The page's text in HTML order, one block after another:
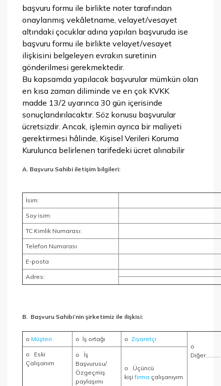
başvuru formu ile birlikte noter tarafından
onaylanmış vekâletname, velayet/vesayet
altındaki çocuklar adına yapılan başvuruda ise
başvuru formu ile birlikte velayet/vesayet
ilişkisini belgeleyen evrakın suretinin
gönderilmesi gerekmektedir.
Bu kapsamda yapılacak başvurular mümkün olan
en kısa zaman diliminde ve en çok KVKK
madde 13/2 uyarınca 30 gün içerisinde
sonuçlandırılacaktır. Söz konusu başvurular
ücretsizdir. Ancak, işlemin ayrıca bir maliyeti
gerektirmesi hâlinde, Kişisel Verileri Koruma
Kurulunca belirlenen tarifedeki ücret alınabilir
A. Başvuru Sahibi iletişim bilgileri:
İsim:
Soy isim:
TC Kimlik Numarası:
Telefon Numarası
E-posta
Adres:
B. Başvuru Sahibi’nin şirketimiz ile ilişkisi:
o Müşteri o İş ortağı o Ziyaretçi
o
o Eski
Çalışanım
o İş
Başvurusu/
Özgeçmiş
paylaşımı
o Üçüncü
kişifirma çalışanıyım